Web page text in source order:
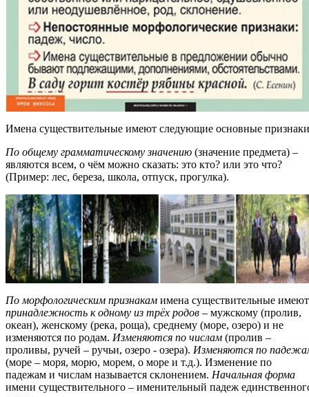
Имена существительные имеют следующие основные
По общему грамматическому значению (значение предмета) –
являются всем, о чём можно сказать: это кто? или это что?
(Пример: лес, береза, школа, отпуск, прогулка).
По морфологическим признакам имена существительные имеют
принадлежность к одному из трёх родов – мужскому (пролив,
океан), женскому (река, роща), среднему (море, озеро) и не
изменяются по родам. Изменяются по числам (пролив –
проливы, ручей – ручьи, озеро - озера). Изменяются по
(море – моря, морю, морем, о море и т.д.). Изменение по
падежам и числам называется склонением. Начальная форма
имени существительного – именительный падеж